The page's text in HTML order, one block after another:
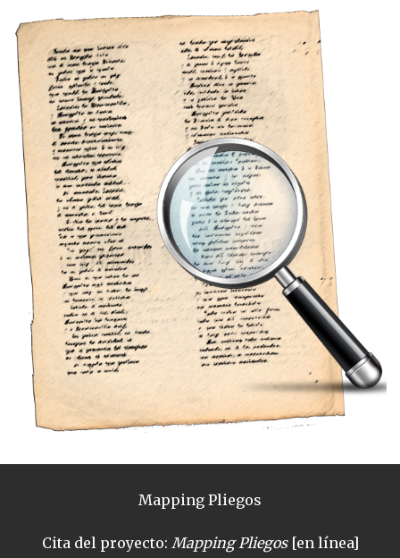
Mapping Pliegos
Cita del proyecto: Mapping Pliegos[en línea]